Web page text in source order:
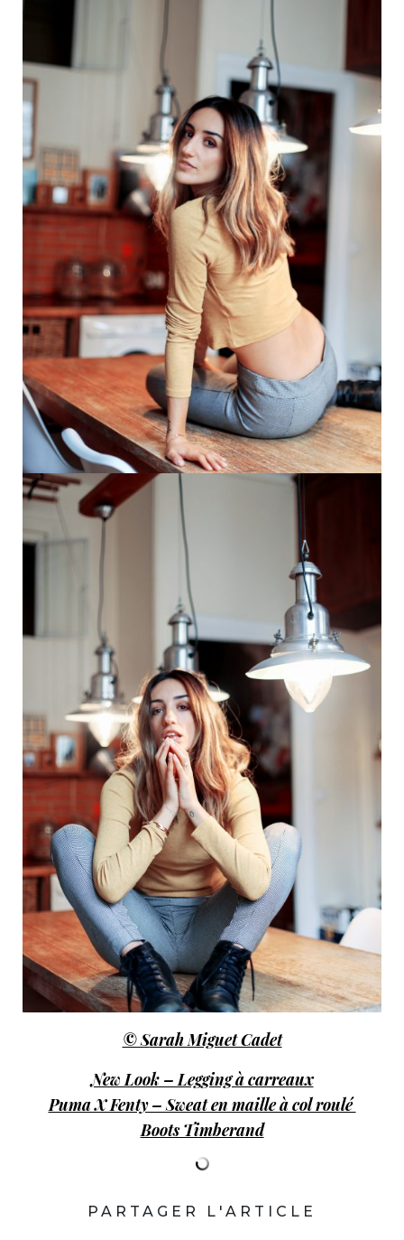
© Sarah Miguet Cadet
New Look – Legging à carreaux
Puma X Fenty – Sweat en maille à col roulé
Boots Timberand
PARTAGER L'ARTICLE